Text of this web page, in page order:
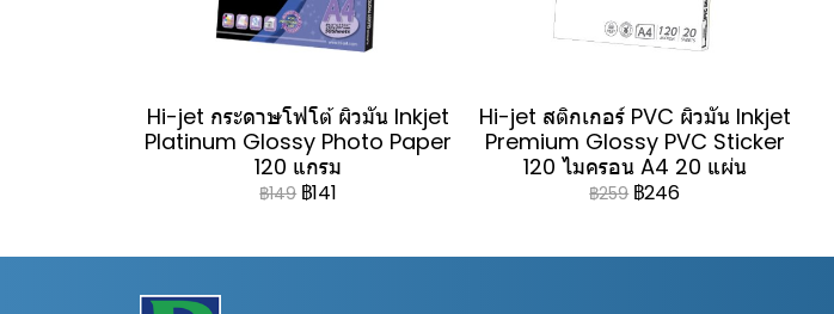
Hi-jet กระดาษโฟโต้ ผิวมัน Inkjet
Platinum Glossy Photo Paper
120 แกรม
฿149 ฿141
Hi-jet สติกเกอร์ PVC ผิวมัน Inkjet
Premium Glossy PVC Sticker
120 ไมครอน A4 20 แผ่น
฿259 ฿246